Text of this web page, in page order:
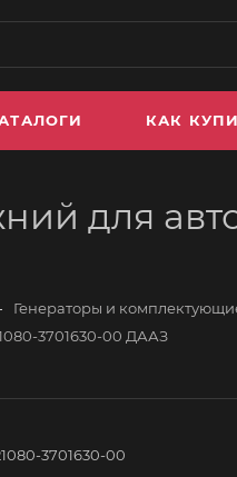
КАК
для
Генераторы и
3701630-00 ДААЗ
3701630-00